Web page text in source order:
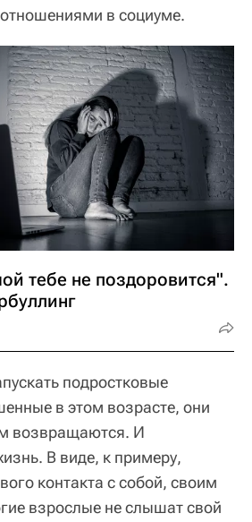
в социуме.
тебе не поздоровится".
подростковые
в этом возрасте, они
возвращаются. И
В виде, к примеру,
контакта с собой, своим
взрослые не слышат свой